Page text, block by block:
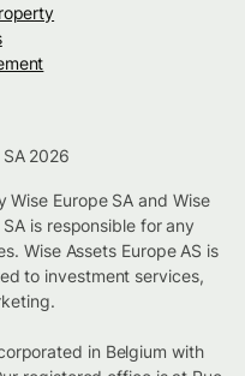
2026
Europe SA and Wise
is responsible for any
Wise Assets Europe AS is
to investment services,
in Belgium with